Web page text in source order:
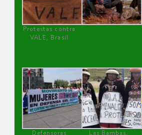
Protestas contra
VALE, Brasil
Defensoras
Las Bambas,